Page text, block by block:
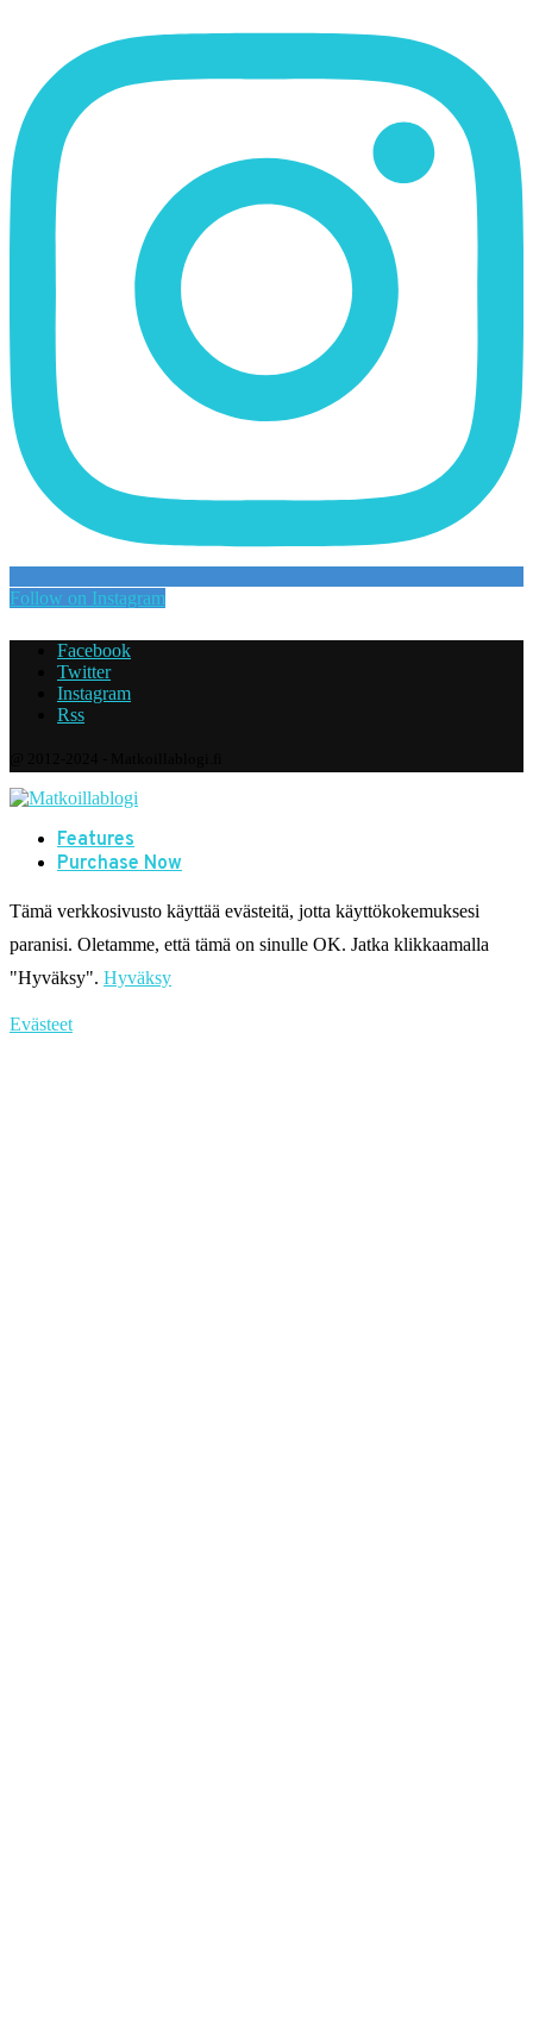
Follow on Instagram
Facebook
Twitter
Instagram
Rss
Features
Purchase Now
Tämä verkkosivusto käyttää evästeitä, jotta käyttökokemuksesi
paranisi. Oletamme, että tämä on sinulle OK. Jatka klikkaamalla
"Hyväksy". Hyväksy
Evästeet